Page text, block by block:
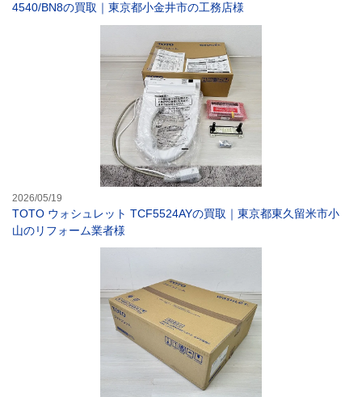
4540/BN8の買取｜東京都小金井市の工務店様
2026/05/19
TOTO ウォシュレット TCF5524AYの買取｜東京都東久留米市小
山のリフォーム業者様